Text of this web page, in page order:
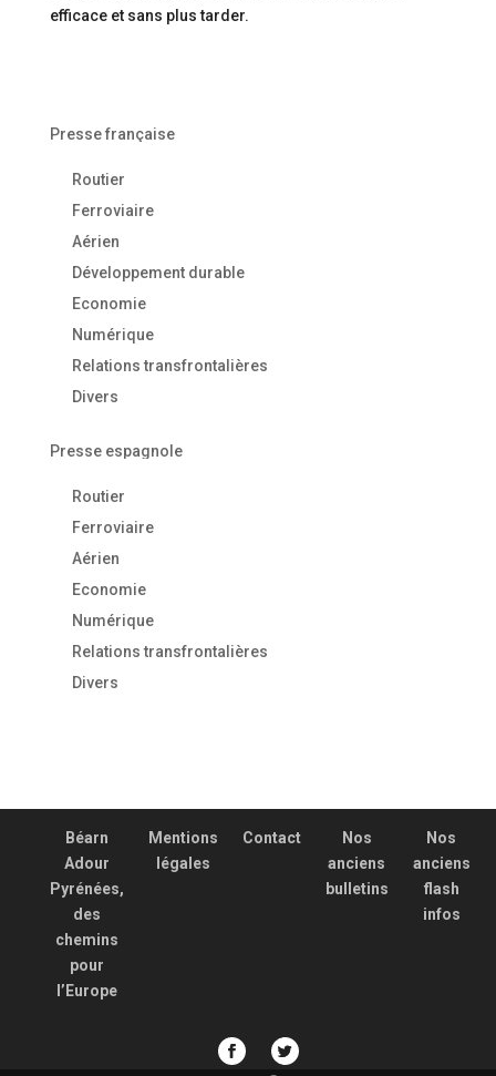
efficace et sans plus tarder.
Presse française
Routier
Ferroviaire
Aérien
Développement durable
Economie
Numérique
Relations transfrontalières
Divers
Presse espagnole
Routier
Ferroviaire
Aérien
Economie
Numérique
Relations transfrontalières
Divers
Béarn
Adour
Pyrénées,
des
chemins
pour
l’Europe
Mentions
légales
Contact
Nos
anciens
bulletins
Nos
anciens
flash
infos